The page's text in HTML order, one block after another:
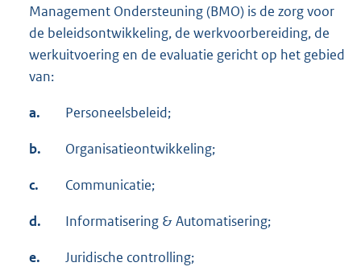
Management Ondersteuning (BMO) is de zorg voor
de beleidsontwikkeling, de werkvoorbereiding, de
werkuitvoering en de evaluatie gericht op het gebied
van:
a. Personeelsbeleid;
b. Organisatieontwikkeling;
c. Communicatie;
d. Informatisering & Automatisering;
e. Juridische controlling;